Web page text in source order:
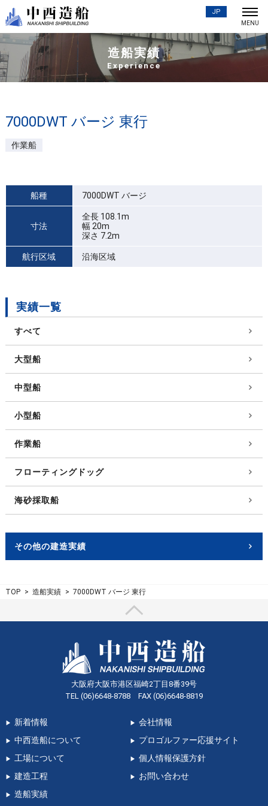
JP
造船実績
Experience
7000DWT バージ 東行
作業船
船種 7000DWT バージ
寸法
全長 108.1m
幅 20m
深さ 7.2m
航行区域 沿海区域
実績一覧
すべて
大型船
中型船
小型船
作業船
フローティングドッグ
海砂採取船
その他の建造実績
TOP 造船実績 7000DWT バージ 東行
大阪府大阪市港区福崎2丁目8番39号
TEL (06)6648-8788 FAX (06)6648-8819
新着情報
中西造船について
工場について
建造工程
造船実績
会社情報
プロゴルファー応援サイト
個人情報保護方針
お問い合わせ